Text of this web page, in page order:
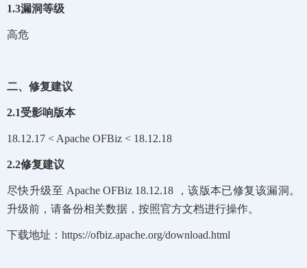
1.3漏洞等级
高危
二、修复建议
2.1受影响版本
18.12.17 < Apache OFBiz < 18.12.18
2.2修复建议
尽快升级至 Apache OFBiz 18.12.18 ，该版本已修复该漏洞。
升级前，请备份相关数据，按照官方文档进行操作。
下载地址：https://ofbiz.apache.org/download.html